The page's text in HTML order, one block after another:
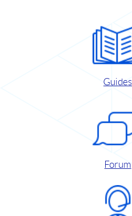
Guides
Forum